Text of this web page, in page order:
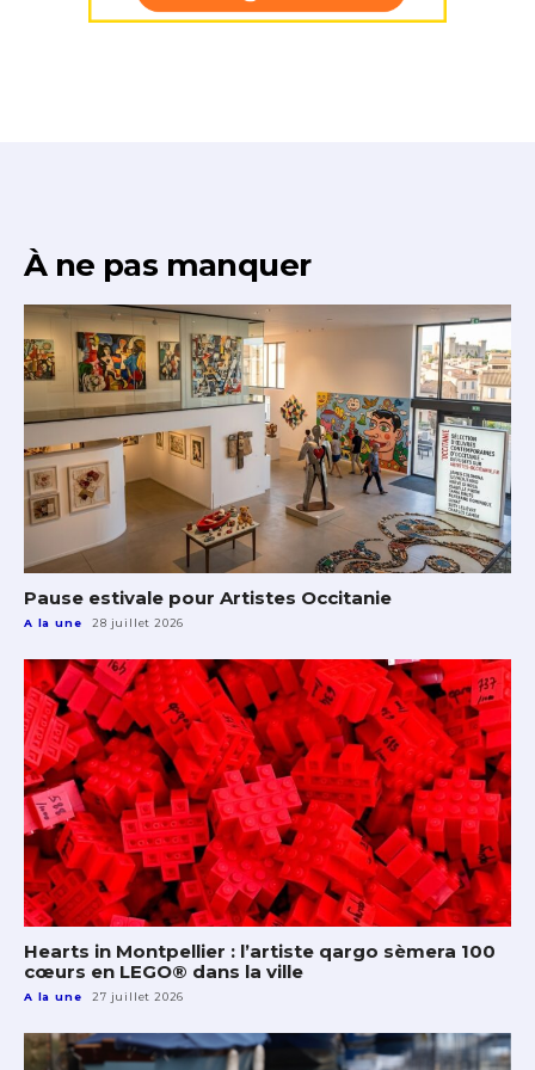
À ne pas manquer
Pause estivale pour Artistes Occitanie
A la une 28 juillet 2026
Hearts in Montpellier : l’artiste qargo sèmera 100
cœurs en LEGO® dans la ville
A la une 27 juillet 2026